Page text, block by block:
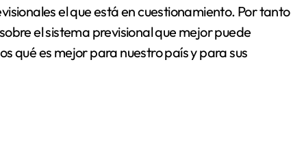
el que está en cuestionamiento. Por tanto
el sistema previsional que mejor puede
qué es mejor para nuestro país y para sus